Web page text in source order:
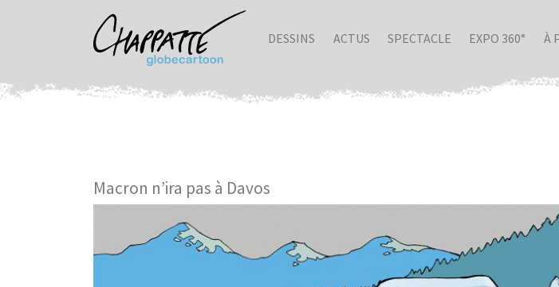
DESSINS ACTUS SPECTACLE EXPO 360° À
Macron n’ira pas à Davos